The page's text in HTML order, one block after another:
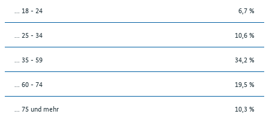
... 18 - 24 6,7 %
... 25 - 34 10,6 %
... 35 - 59 34,2 %
... 60 - 74 19,5 %
... 75 und mehr 10,3 %